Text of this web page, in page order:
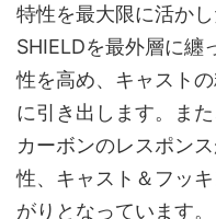
特性を最大限に活か
SHIELDを最外層に纏
性を高め、キャスト
に引き出します。ま
カーボンのレスポン
性、キャスト＆フッ
がりとなっています。